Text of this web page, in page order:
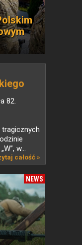
82.
tragicznych
w...
całość »
NEWS